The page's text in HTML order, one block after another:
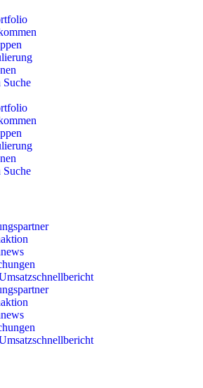
Suche
Suche